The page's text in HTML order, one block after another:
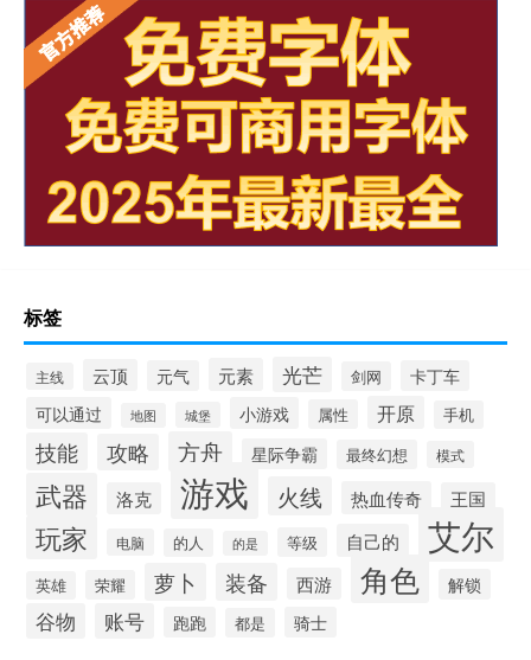
标签
主线 云顶 元气 元素 光芒 剑网 卡丁车
可以通过 地图 城堡 小游戏 属性 开原 手机
技能 攻略 方舟 星际争霸 最终幻想 模式
武器 洛克 游戏 火线 热血传奇 王国
玩家 电脑 的人 的是 等级 自己的 艾尔
英雄 荣耀 萝卜 装备 西游 角色 解锁
谷物 账号 跑跑 都是 骑士